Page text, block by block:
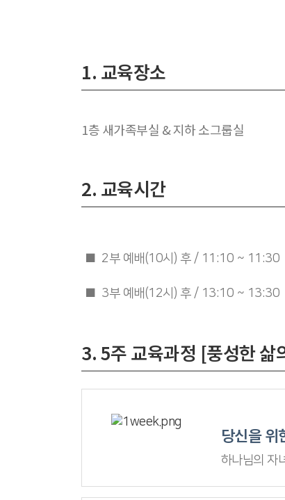
1. 교육장소
1층 새가족부실 & 지하 소그룹실
2. 교육시간
■ 2부 예배(10시) 후 / 11:1 0 ~ 11:30
■ 3부 예배(12시) 후 / 13:10 ~ 13:30
3. 5주 교육과정 [풍성한 삶
당신을
하나님의 자